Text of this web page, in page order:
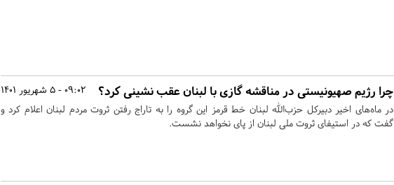
09:02 - 5 شهریور 1401 چرا رژیم صهیونیستی در مناقشه گازی با لبنان عقب نشینی کرد؟
در ماه‌های اخیر دبیرکل حزب‌الله لبنان خط قرمز این گروه را به تاراج رفتن ثروت مردم لبنان اعلام کرد و
گفت که در استیفای ثروت ملی لبنان از پای نخواهد نشست.